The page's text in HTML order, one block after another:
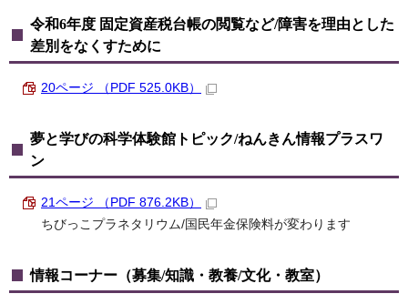
令和6年度 固定資産税台帳の閲覧など/障害を理由とした
差別をなくすために
20ページ （PDF 525.0KB）
夢と学びの科学体験館トピック/ねんきん情報プラスワ
ン
21ページ （PDF 876.2KB）
ちびっこプラネタリウム/国民年金保険料が変わります
情報コーナー（募集/知識・教養/文化・教室）